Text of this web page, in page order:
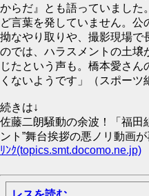
からだ』とも語っていました
ど言葉を発していません。
拗なやり取りや、撮影現場で
のでは、ハラスメントの土
じたという声も。橋本愛さ
くないようです」（スポーツ
続きは↓
佐藤二朗騒動の余波！「福田
ント”舞台挨拶の悪ノリ動画
ﾘﾝｸ(topics.smt.docomo.ne.jp)